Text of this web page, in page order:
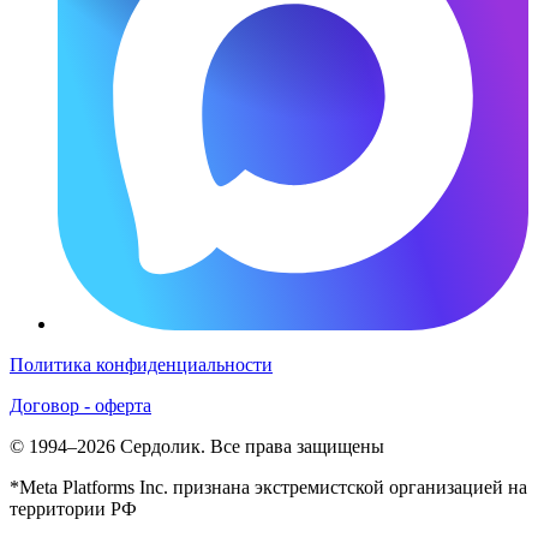
Политика конфиденциальности
Договор - оферта
© 1994–2026 Сердолик. Все права защищены
*Meta Platforms Inc. признана экстремистской организацией на
территории РФ